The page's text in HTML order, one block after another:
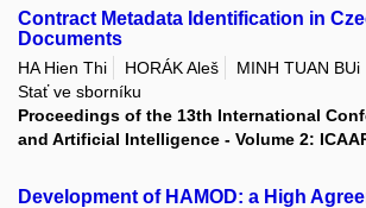
Contract Metadata Identification in
Documents
HA Hien Thi HORÁK Aleš
MINH TUAN BUi
Stať ve sborníku
Proceedings of the 13th International
and Artificial Intelligence - Volume 2:
Development of HAMOD: a High